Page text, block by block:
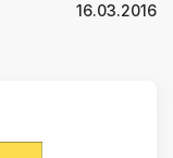
16.03.2016